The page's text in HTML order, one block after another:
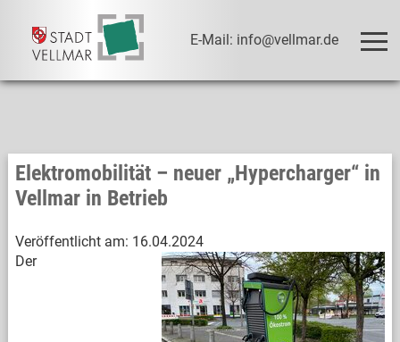
E-Mail: info@vellmar.de
Elektromobilität – neuer „Hypercharger“ in
Vellmar in Betrieb
Veröffentlicht am: 16.04.2024
Der